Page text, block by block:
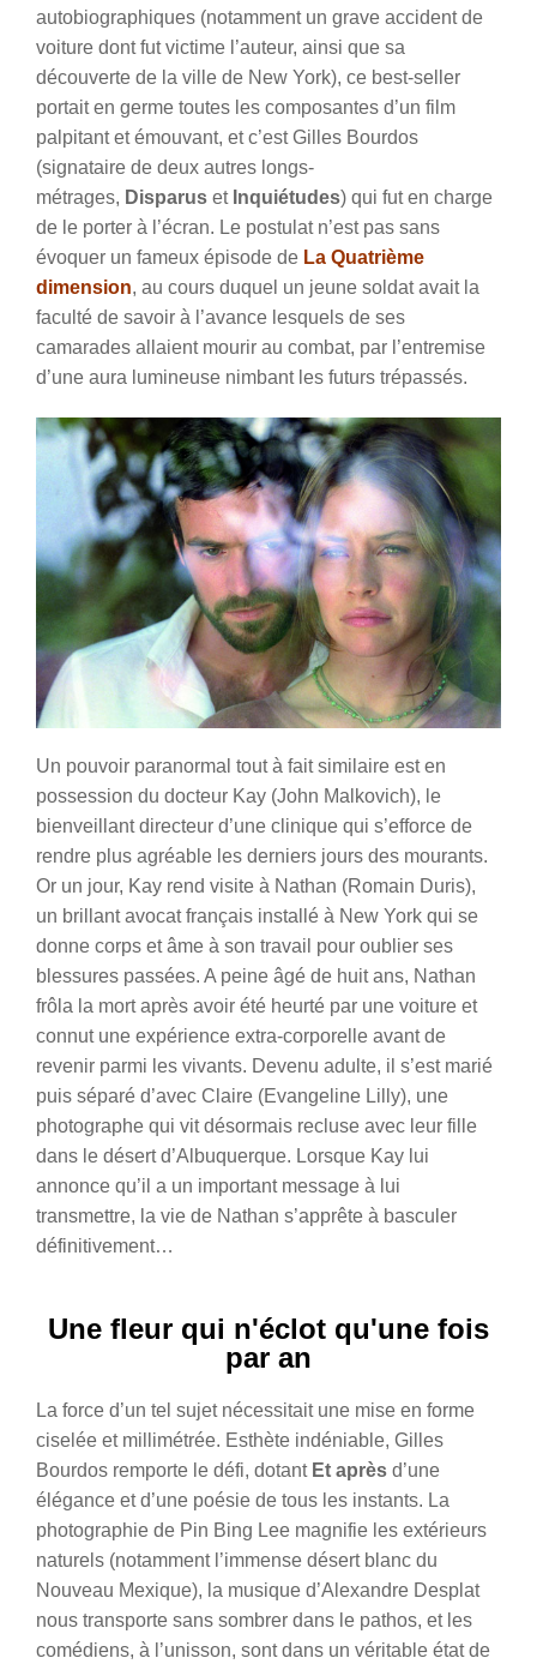
autobiographiques (notamment un grave accident de
voiture dont fut victime l’auteur, ainsi que sa
découverte de la ville de New York), ce best-seller
portait en germe toutes les composantes d’un film
palpitant et émouvant, et c’est Gilles Bourdos
(signataire de deux autres longs-
métrages, Disparus et Inquiétudes) qui fut en charge
de le porter à l’écran. Le postulat n’est pas sans
évoquer un fameux épisode de La Quatrième
dimension, au cours duquel un jeune soldat avait la
faculté de savoir à l’avance lesquels de ses
camarades allaient mourir au combat, par l’entremise
d’une aura lumineuse nimbant les futurs trépassés.
Un pouvoir paranormal tout à fait similaire est en
possession du docteur Kay (John Malkovich), le
bienveillant directeur d’une clinique qui s’efforce de
rendre plus agréable les derniers jours des mourants.
Or un jour, Kay rend visite à Nathan (Romain Duris),
un brillant avocat français installé à New York qui se
donne corps et âme à son travail pour oublier ses
blessures passées. A peine âgé de huit ans, Nathan
frôla la mort après avoir été heurté par une voiture et
connut une expérience extra-corporelle avant de
revenir parmi les vivants. Devenu adulte, il s’est marié
puis séparé d’avec Claire (Evangeline Lilly), une
photographe qui vit désormais recluse avec leur fille
dans le désert d’Albuquerque. Lorsque Kay lui
annonce qu’il a un important message à lui
transmettre, la vie de Nathan s’apprête à basculer
définitivement…
Une fleur qui n'éclot qu'une fois
par an
La force d’un tel sujet nécessitait une mise en forme
ciselée et millimétrée. Esthète indéniable, Gilles
Bourdos remporte le défi, dotant Et après d’une
élégance et d’une poésie de tous les instants. La
photographie de Pin Bing Lee magnifie les extérieurs
naturels (notamment l’immense désert blanc du
Nouveau Mexique), la musique d’Alexandre Desplat
nous transporte sans sombrer dans le pathos, et les
comédiens, à l’unisson, sont dans un véritable état de